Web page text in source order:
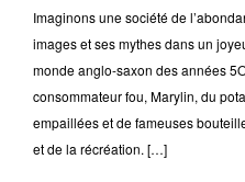
Imaginons une société de
images et ses mythes dans un
monde anglo-saxon des années
consommateur fou, Marylin, du
empaillées et de fameuses
et de la récréation. […]